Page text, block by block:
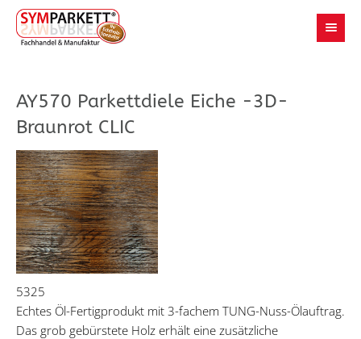
AY570 Parkettdiele Eiche -3D-
Braunrot CLIC
5325
Echtes Öl-Fertigprodukt mit 3-fachem TUNG-Nuss-Ölauftrag.
Das grob gebürstete Holz erhält eine zusätzliche